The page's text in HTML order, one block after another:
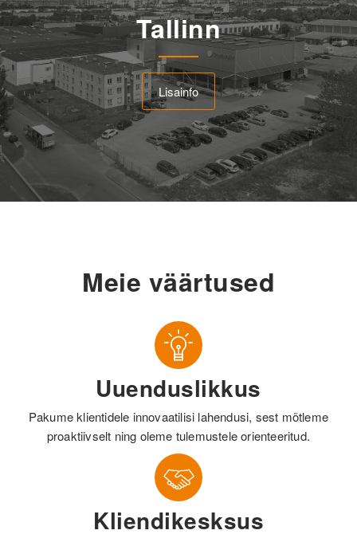
Tallinn
Lisainfo
Meie väärtused
Uuenduslikkus
Pakume klientidele innovaatilisi lahendusi, sest mõtleme
proaktiivselt ning oleme tulemustele orienteeritud.
Kliendikesksus